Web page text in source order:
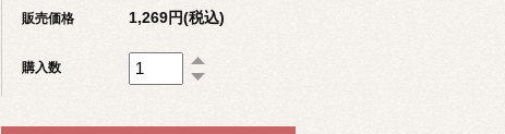
販売価格 1,269円(税込)
購入数